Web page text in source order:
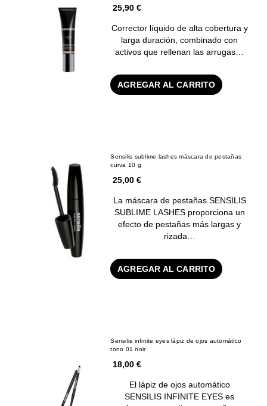
25,90 €
Corrector líquido de alta cobertura y
larga duración, combinado con
activos que rellenan las arrugas…
AGREGAR AL CARRITO
Sensilis sublime lashes máscara de pestañas
curva 10 g
25,00 €
La máscara de pestañas SENSILIS
SUBLIME LASHES proporciona un
efecto de pestañas más largas y
rizada…
AGREGAR AL CARRITO
Sensilis infinite eyes lápiz de ojos automático
tono 01 noir
18,00 €
El lápiz de ojos automático
SENSILIS INFINITE EYES es